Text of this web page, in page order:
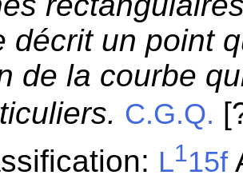
décrit un point
de la courbe
C.G.Q.
L115f